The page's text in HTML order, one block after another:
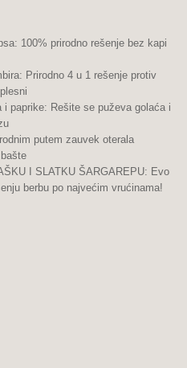
100% prirodno rešenje bez kapi
Prirodno 4 u 1 rešenje protiv
i paprike: Rešite se puževa golaća i
putem zauvek oterala
I SLATKU ŠARGAREPU: Evo
berbu po najvećim vrućinama!